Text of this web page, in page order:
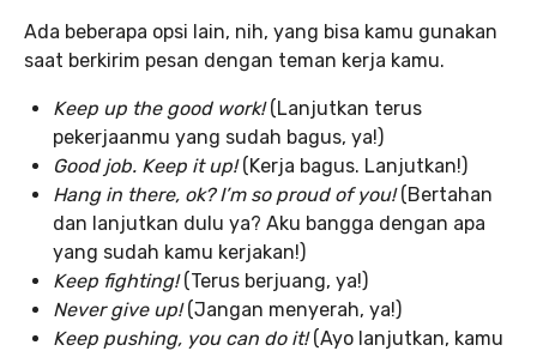
Ada beberapa opsi lain, nih, yang bisa kamu gunakan
saat berkirim pesan dengan teman kerja kamu.
Keep up the good work!(Lanjutkan terus
pekerjaanmu yang sudah bagus, ya!)
Good job. Keep it up!(Kerja bagus. Lanjutkan!)
Hang in there, ok? I’m so proud of you!(Bertahan
dan lanjutkan dulu ya? Aku bangga dengan apa
yang sudah kamu kerjakan!)
Keep fighting!(Terus berjuang, ya!)
Never give up!(Jangan menyerah, ya!)
Keep pushing, you can do it!(Ayo lanjutkan, kamu